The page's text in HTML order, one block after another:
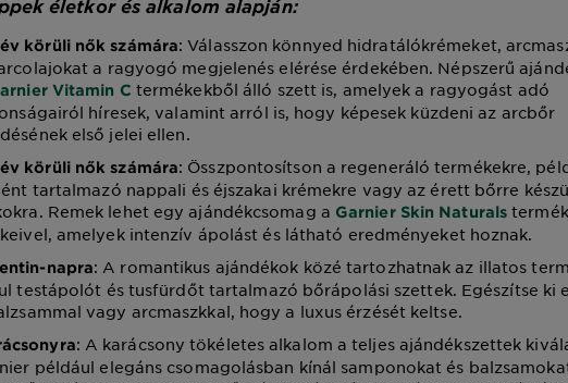
életkor és alkalom alapján:
körüli nők számára: Válasszon könnyed hidratálókrémeket,
a ragyogó megjelenés elérése érdekében. Népszerű
Vitamin C termékekből álló szett is, amelyek a ragyogást adó
híresek, valamint arról is, hogy képesek küzdeni az arcbőr
első jelei ellen.
körüli nők számára: Összpontosítson a regeneráló termékekre,
tartalmazó nappali és éjszakai krémekre vagy az érett bőrre
Remek lehet egy ajándékcsomag a Garnier Skin Naturals
amelyek intenzív ápolást és látható eredményeket hoznak.
napra: A romantikus ajándékok közé tartozhatnak az illatos
testápolót és tusfürdőt tartalmazó bőrápolási szettek. Egészítse ki
vagy arcmaszkkal, hogy a luxus érzését keltse.
: A karácsony tökéletes alkalom a teljes ajándékszettek
például elegáns csomagolásban kínál samponokat és